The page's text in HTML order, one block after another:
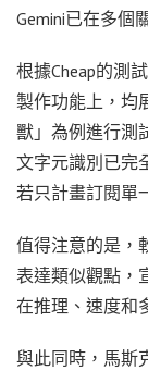
Gemini已在多個
根據Cheap的測
製作功能上，均
獸」為例進行測
文字元識別已完
若只計畫訂閱單
值得注意的是，
表達類似觀點，
在推理、速度和
與此同時，馬斯